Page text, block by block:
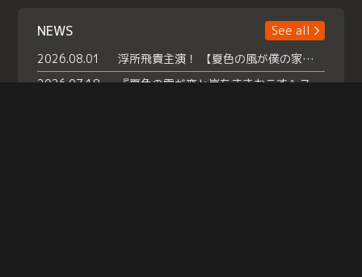
NEWS
See all
2026.08.01
浮所飛貴主演！ 【夏色の風が僕の家にやってきた】 本日よりテラサで独占配信スタート！
2026.07.18
『夏色の雲が恋と嵐をまきおこす』スペシャルメイキング 【Part1】2026年７月18日（土）23時30分～配信スタート！話題のシーンの裏側を大公開！豪華キャスト大集合！ 『武宮家 真夏の家族会議』開催！